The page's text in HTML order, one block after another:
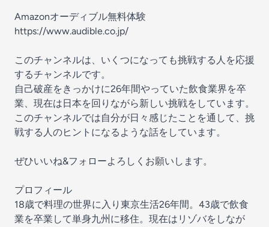
Amazonオーディブル無料体験
https://www.audible.co.jp/
このチャンネルは、いくつになっても挑戦する人を応援
するチャンネルです。
自己破産をきっかけに26年間やっていた飲食業界を卒
業、現在は日本を回りながら新しい挑戦をしています。
このチャンネルでは自分が日々感じたことを通して、挑
戦する人のヒントになるような話をしています。
ぜひいいね&フォローよろしくお願いします。
プロフィール
18歳で料理の世界に入り東京生活26年間。43歳で飲食
業を卒業して単身九州に移住。現在はリゾバをしなが